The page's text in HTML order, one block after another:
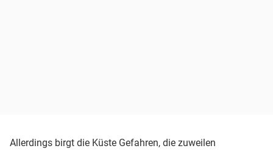
Allerdings birgt die Küste Gefahren, die zuweilen